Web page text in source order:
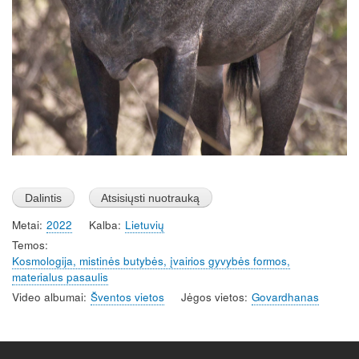
Metai 2022 Kalba Lietuvių
Temos
Kosmologija, mistinės butybės, įvairios gyvybės formos,
materialus pasaulis
Video albumai Šventos vietos Jėgos vietos Govardhanas